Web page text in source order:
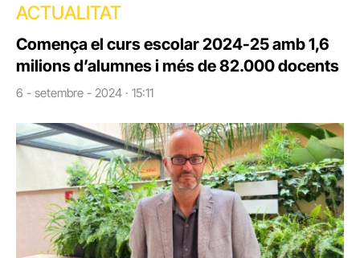
ACTUALITAT
Comença el curs escolar 2024-25 amb 1,6
milions d’alumnes i més de 82.000 docents
6 - setembre - 2024 · 15:11